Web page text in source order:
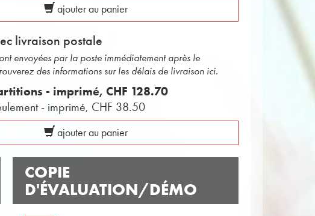
ajouter au panier
livraison postale
envoyées par la poste immédiatement après le
des informations sur les délais de livraison ici.
- imprimé, CHF 128.70
- imprimé, CHF 38.50
ajouter au panier
COPIE
D'ÉVALUATION/DÉMO